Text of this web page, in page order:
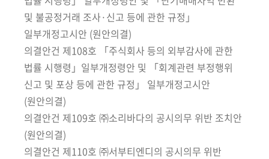
및 불공정거래 조사·신고 등에 관한 규정」
일부개정고시안 (원안의결)
의결안건 제108호 「주식회사 등의 외부감사에 관한
법률 시행령」일부개정령안 및 「회계관련 부정행위
신고 및 포상 등에 관한 규정」 일부개정고시안
(원안의결)
의결안건 제109호 ㈜소리바다의 공시의무 위반 조치안
(원안의결)
의결안건 제110호 ㈜서부티엔디의 공시의무 위반